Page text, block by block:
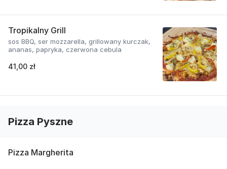
Tropikalny Grill
sos BBQ, ser mozzarella, grillowany kurczak,
ananas, papryka, czerwona cebula
41,00 zł
Pizza Pyszne
Pizza Margherita